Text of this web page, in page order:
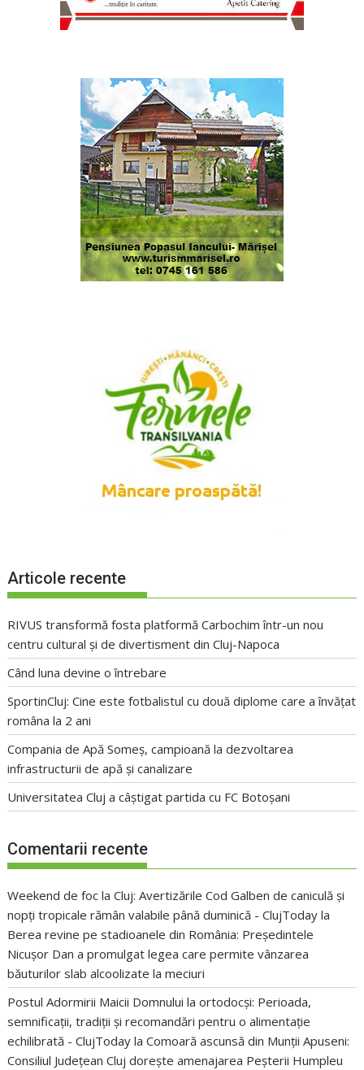
Articole recente
RIVUS transformă fosta platformă Carbochim într-un nou
centru cultural și de divertisment din Cluj-Napoca
Când luna devine o întrebare
SportinCluj: Cine este fotbalistul cu două diplome care a învățat
româna la 2 ani
Compania de Apă Someș, campioană la dezvoltarea
infrastructurii de apă și canalizare
Universitatea Cluj a câștigat partida cu FC Botoșani
Comentarii recente
Weekend de foc la Cluj: Avertizările Cod Galben de caniculă și
nopți tropicale rămân valabile până duminică - ClujToday la
Berea revine pe stadioanele din România: Președintele
Nicușor Dan a promulgat legea care permite vânzarea
băuturilor slab alcoolizate la meciuri
Postul Adormirii Maicii Domnului la ortodocși: Perioada,
semnificații, tradiții și recomandări pentru o alimentație
echilibrată - ClujToday laComoară ascunsă din Munții Apuseni:
Consiliul Județean Cluj dorește amenajarea Peșterii Humpleu